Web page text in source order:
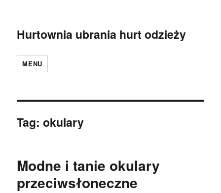
Hurtownia ubrania hurt odzieży
MENU
Tag:okulary
Modne i tanie okulary
przeciwsłoneczne